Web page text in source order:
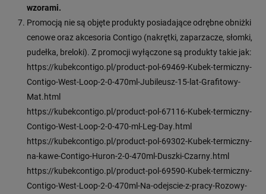
wzorami.
Promocją nie są objęte produkty posiadające odrębne obniżki
cenowe oraz akcesoria Contigo (nakrętki, zaparzacze, słomki,
pudełka, breloki). Z promocji wyłączone są produkty takie jak:
https://kubekcontigo.pl/product-pol-69469-Kubek-termiczny-
Contigo-West-Loop-2-0-470ml-Jubileusz-15-lat-Grafitowy-
Mat.html
https://kubekcontigo.pl/product-pol-67116-Kubek-termiczny-
Contigo-West-Loop-2-0-470-ml-Leg-Day.html
https://kubekcontigo.pl/product-pol-69302-Kubek-termiczny-
na-kawe-Contigo-Huron-2-0-470ml-Duszki-Czarny.html
https://kubekcontigo.pl/product-pol-69590-Kubek-termiczny-
Contigo-West-Loop-2-0-470ml-Na-odejscie-z-pracy-Rozowy-